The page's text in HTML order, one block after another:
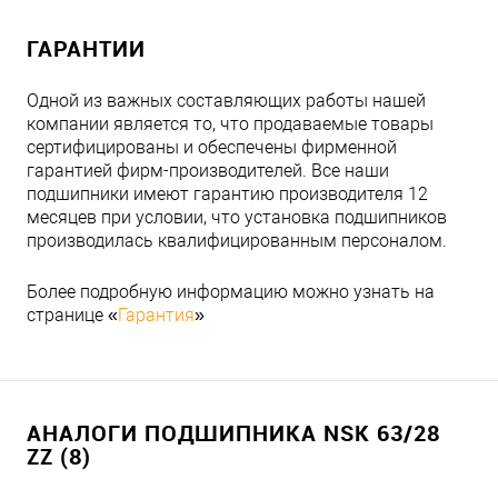
ГАРАНТИИ
Одной из важных составляющих работы нашей
компании является то, что продаваемые товары
сертифицированы и обеспечены фирменной
гарантией фирм-производителей. Все наши
подшипники имеют гарантию производителя 12
месяцев при условии, что установка подшипников
производилась квалифицированным персоналом.
Более подробную информацию можно узнать на
странице «Гарантия»
АНАЛОГИ ПОДШИПНИКА NSK 63/28
ZZ (8)